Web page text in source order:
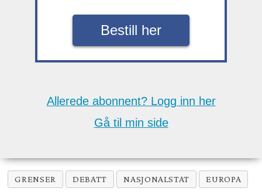
Bestill her
Allerede abonnent? Logg inn her
Gå til min side
GRENSER DEBATT NASJONALSTAT EUROPA